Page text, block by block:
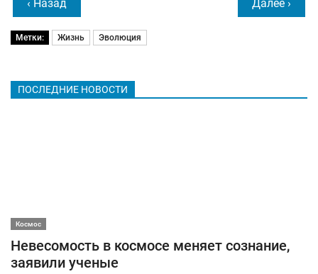
‹ Назад Далее ›
Метки: Жизнь Эволюция
ПОСЛЕДНИЕ НОВОСТИ
Космос
Невесомость в космосе меняет сознание,
заявили ученые